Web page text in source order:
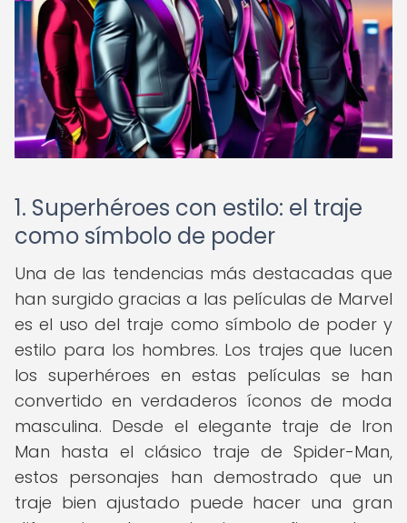
1. Superhéroes con estilo: el traje
como símbolo de poder
Una de las tendencias más destacadas que
han surgido gracias a las películas de Marvel
es el uso del traje como símbolo de poder y
estilo para los hombres. Los trajes que lucen
los superhéroes en estas películas se han
convertido en verdaderos íconos de moda
masculina. Desde el elegante traje de Iron
Man hasta el clásico traje de Spider-Man,
estos personajes han demostrado que un
traje bien ajustado puede hacer una gran